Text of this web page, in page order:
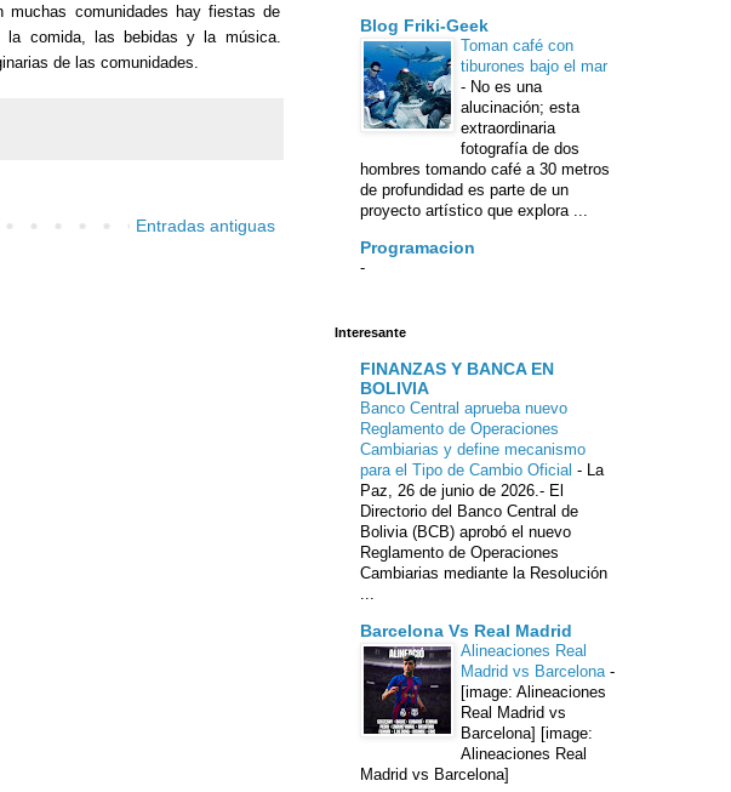
muchas comunidades hay fiestas de
la comida, las bebidas y la música.
de las comunidades.
Entradas antiguas
Blog Friki-Geek
Toman café con
tiburones bajo el mar
- No es una
alucinación; esta
extraordinaria
fotografía de dos
hombres tomando café a 30 metros
de profundidad es parte de un
proyecto artístico que explora ...
Programacion
-
Interesante
FINANZAS Y BANCA EN
BOLIVIA
Banco Central aprueba nuevo
Reglamento de Operaciones
Cambiarias y define mecanismo
para el Tipo de Cambio Oficial - La
Paz, 26 de junio de 2026.- El
Directorio del Banco Central de
Bolivia (BCB) aprobó el nuevo
Reglamento de Operaciones
Cambiarias mediante la Resolución
...
Barcelona Vs Real Madrid
Alineaciones Real
Madrid vs Barcelona -
[image: Alineaciones
Real Madrid vs
Barcelona] [image:
Alineaciones Real
Madrid vs Barcelona]